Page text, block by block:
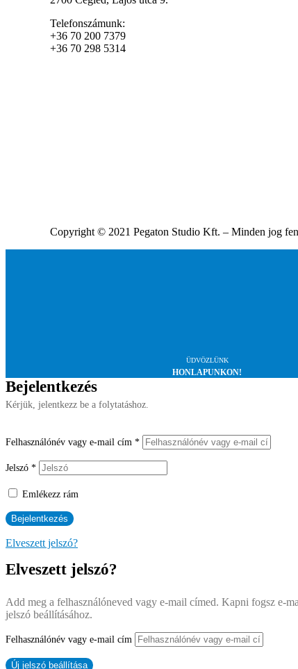
Telefonszámunk:
+36 70 200 7379
+36 70 298 5314
Copyright © 2021 Pegaton Studio Kft. – Minden jog
ÜDVÖZLÜNK
HONLAPUNKON!
Bejelentkezés
Kérjük, jelentkezz be a folytatáshoz.
Felhasználónév vagy e-mail cím *
Jelszó *
Emlékezz rám
Elveszett jelszó?
Elveszett jelszó?
Add meg a felhasználóneved vagy e-mail címed. Kapni fogsz e-
jelszó beállításához.
Felhasználónév vagy e-mail cím